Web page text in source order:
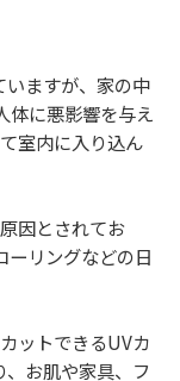
いますが、家の中
体に悪影響を与え
室内に入り込ん
因とされてお
ーリングなどの日
ットできるUVカ
、お肌や家具、フ